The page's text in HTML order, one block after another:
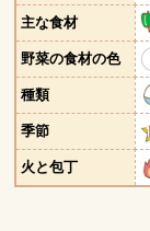
主な食材
野菜の食材の色
種類
季節
火と包丁